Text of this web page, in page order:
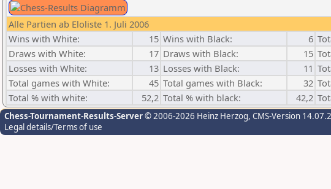
Alle Partien ab Eloliste 1. Juli 2006
Wins with White:
15 Wins with Black: 6
Draws with White:
17 Draws with Black: 15
Losses with White:
13 Losses with Black: 11
Total games with White:
45 Total games with Black: 32
Total % with white:
52,2 Total % with black: 42,2
Chess-Tournament-Results-Server© 2006-2026 Heinz Herzog, CMS-Version
Legal details/Terms of use